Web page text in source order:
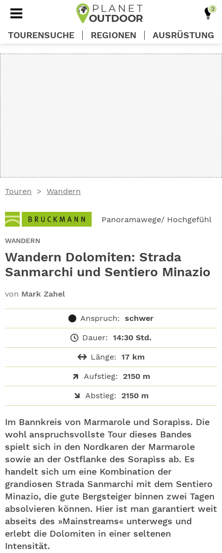
Touren Wandern
Panoramawege/ Hochgefühl
WANDERN
Wandern Dolomiten: Strada
Sanmarchi und Sentiero Minazio
von Mark Zahel
Anspruch: schwer
Dauer: 14:30 Std.
Länge: 17 km
Aufstieg: 2150 m
Abstieg: 2150 m
Im Bannkreis von Marmarole und Sorapìss. Die
wohl anspruchsvollste Tour dieses Bandes
spielt sich in den Nordkaren der Marmarole
sowie an der Ostflanke des Sorapìss ab. Es
handelt sich um eine Kombination der
grandiosen Strada Sanmarchi mit dem Sentiero
Minazio, die gute Bergsteiger binnen zwei Tagen
absolvieren können. Hier ist man garantiert weit
abseits des »Mainstreams« unterwegs und
erlebt die Dolomiten in einer seltenen
Intensität.
TOURENSUCHE REGIONEN AUSRÜSTUNG
ABO
GEWINNEN
NEWSLETTER
SHOP